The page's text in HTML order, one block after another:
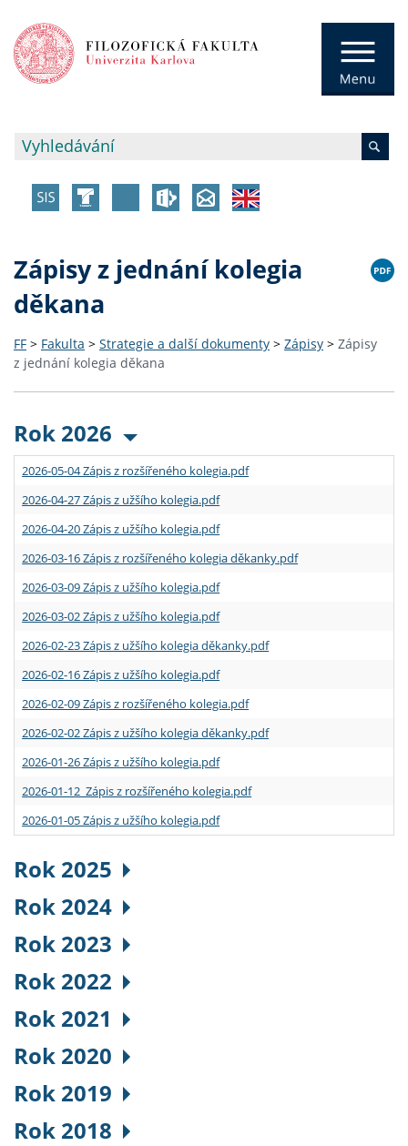
Zápisy z jednání kolegia
děkana
FF > Fakulta > Strategie a další dokumenty > Zápisy > Zápisy
z jednání kolegia děkana
Rok 2026
2026-05-04 Zápis z rozšířeného kolegia.pdf
2026-04-27 Zápis z užšího kolegia.pdf
2026-04-20 Zápis z užšího kolegia.pdf
2026-03-16 Zápis z rozšířeného kolegia děkanky.pdf
2026-03-09 Zápis z užšího kolegia.pdf
2026-03-02 Zápis z užšího kolegia.pdf
2026-02-23 Zápis z užšího kolegia děkanky.pdf
2026-02-16 Zápis z užšího kolegia.pdf
2026-02-09 Zápis z rozšířeného kolegia.pdf
2026-02-02 Zápis z užšího kolegia děkanky.pdf
2026-01-26 Zápis z užšího kolegia.pdf
2026-01-12 Zápis z rozšířeného kolegia.pdf
2026-01-05 Zápis z užšího kolegia.pdf
Rok 2025
Rok 2024
Rok 2023
Rok 2022
Rok 2021
Rok 2020
Rok 2019
Rok 2018